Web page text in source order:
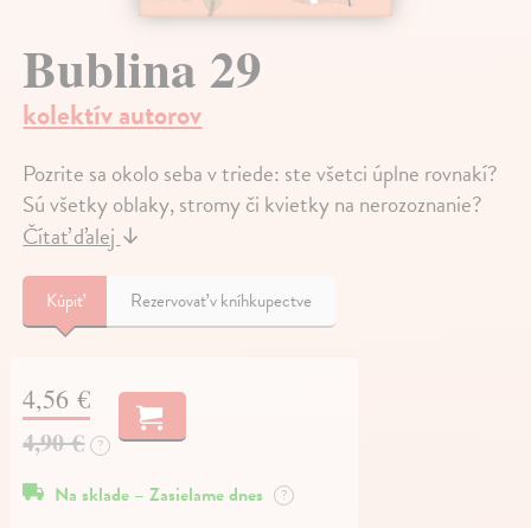
Bublina 29
kolektív autorov
Pozrite sa okolo seba v triede: ste všetci úplne rovnakí?
Sú všetky oblaky, stromy či kvietky na nerozoznanie?
Čítať ďalej↓
Kúpiť Rezervovať v kníhkupectve
4,56 €
4,90 € ?
Na sklade – Zasielame dnes ?